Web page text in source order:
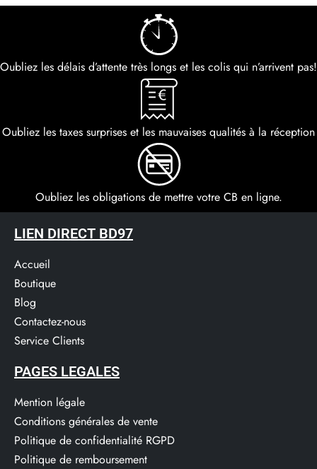
Oubliez les délais d’attente très longs et les colis qui n’arrivent pas!
Oubliez les taxes surprises et les mauvaises qualités à la réception
Oubliez les obligations de mettre votre CB en ligne.
LIEN DIRECT BD97
Accueil
Boutique
Blog
Contactez-nous
Service Clients​
PAGES LEGALES
Mention légale
Conditions générales de vente
Politique de confidentialité RGPD
Politique de remboursement